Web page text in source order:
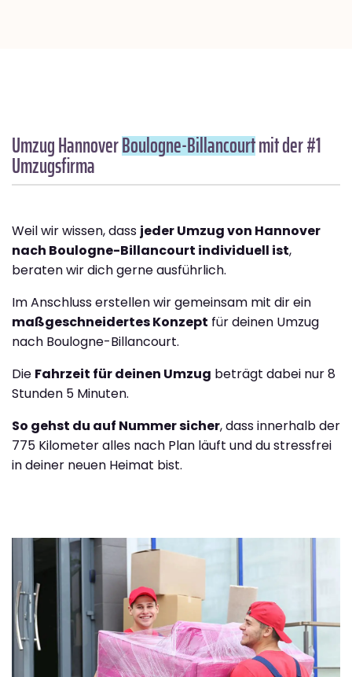
Umzug HannoverBoulogne-Billancourtmit der #1
Umzugsfirma
Weil wir wissen, dass jeder Umzug von Hannover
nach Boulogne-Billancourt individuell ist,
beraten wir dich gerne ausführlich.
Im Anschluss erstellen wir gemeinsam mit dir ein
maßgeschneidertes Konzept für deinen Umzug
nach Boulogne-Billancourt.
Die Fahrzeit für deinen Umzug beträgt dabei nur 8
Stunden 5 Minuten.
So gehst du auf Nummer sicher, dass innerhalb der
775 Kilometer alles nach Plan läuft und du stressfrei
in deiner neuen Heimat bist.